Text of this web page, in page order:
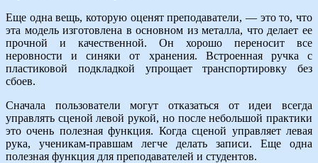
Еще одна вещь, которую оценят преподаватели, — это то, что
эта модель изготовлена ​​в основном из металла, что делает ее
прочной и качественной. Он хорошо переносит все
неровности и синяки от хранения. Встроенная ручка с
пластиковой подкладкой упрощает транспортировку без
сбоев.
Сначала пользователи могут отказаться от идеи всегда
управлять сценой левой рукой, но после небольшой практики
это очень полезная функция. Когда сценой управляет левая
рука, ученикам-правшам легче делать записи. Еще одна
полезная функция для преподавателей и студентов.